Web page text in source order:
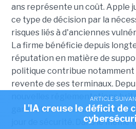
ans représente un coût. Apple
ce type de décision par la
risques liés à d'anciennes
La firme bénéficie depuis
réputation en matière de
politique contribue notamment
revente de ses terminaux.
nouvelles réglementations
garantit officiellement au moins
jour de sécurité. Dans le même
ARTICLE
L'IA creuse le déficit de